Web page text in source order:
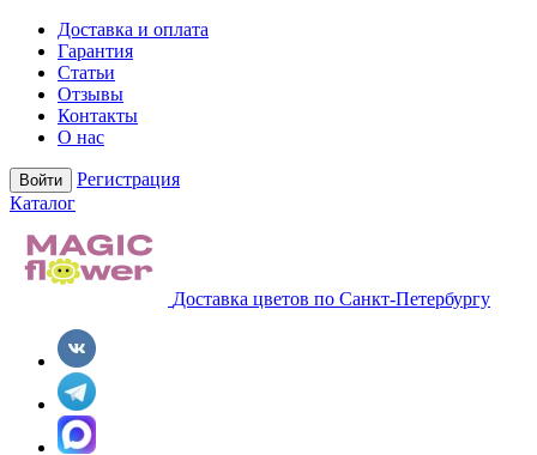
Доставка и оплата
Гарантия
Статьи
Отзывы
Контакты
О нас
Войти
Регистрация
Каталог
Доставка цветов по Санкт-Петербургу